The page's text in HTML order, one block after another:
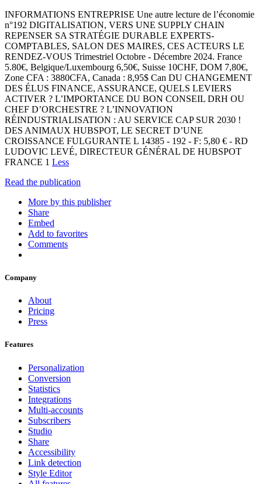
INFORMATIONS ENTREPRISE Une autre lecture de l’économie
n°192 DIGITALISATION, VERS UNE SUPPLY CHAIN
REPENSER SA STRATÉGIE DURABLE EXPERTS-
COMPTABLES, SALON DES MAIRES, CES ACTEURS LE
RENDEZ-VOUS Trimestriel Octobre - Décembre 2024. France
5.80€, Belgique/Luxembourg 6,50€, Suisse 10CHF, DOM 7,80€,
Zone CFA : 3880CFA, Canada : 8,95$ Can DU CHANGEMENT
DES ÉLUS FINANCE, ASSURANCE, QUELS LEVIERS
ACTIVER ? L’IMPORTANCE DU BON CONSEIL DRH OU
CHEF D’ORCHESTRE ? L’INNOVATION
RÉINDUSTRIALISATION : AU SERVICE CAP SUR 2030 !
DES ANIMAUX HUBSPOT, LE SECRET D’UNE
CROISSANCE FULGURANTE L 14385 - 192 - F: 5,80 € - RD
LUDOVIC LEVÉ, DIRECTEUR GÉNÉRAL DE HUBSPOT
FRANCE 1 Less
Read the publication
More by this publisher
Share
Embed
Add to favorites
Comments
Company
About
Pricing
Press
Features
Personalization
Conversion
Statistics
Integrations
Multi-accounts
Subscribers
Studio
Share
Accessibility
Link detection
Style Editor